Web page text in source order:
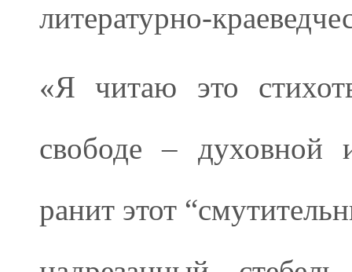
литературно-
«Я читаю это
свободе – духовной
ранит этот